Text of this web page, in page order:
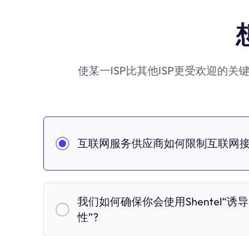
使某一ISP比其他ISP更受欢迎的关
互联网服务供应商如何限制互联网
我们如何确保你会使用Shentel“诱
性”?